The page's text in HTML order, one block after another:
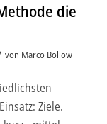
die
von Marco Bollow
Ziele.